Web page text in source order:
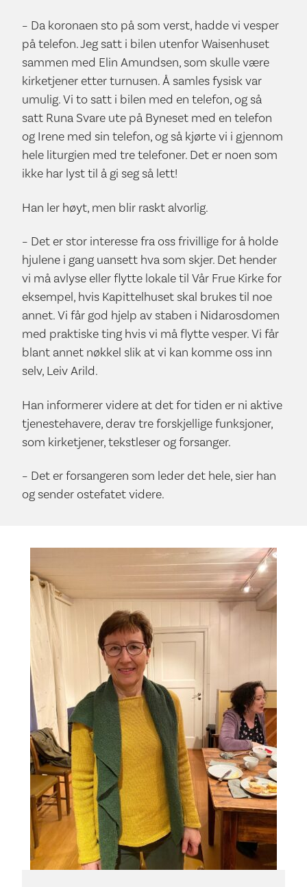
– Da koronaen sto på som verst, hadde vi vesper
på telefon. Jeg satt i bilen utenfor Waisenhuset
sammen med Elin Amundsen, som skulle være
kirketjener etter turnusen. Å samles fysisk var
umulig. Vi to satt i bilen med en telefon, og så
satt Runa Svare ute på Byneset med en telefon
og Irene med sin telefon, og så kjørte vi i gjennom
hele liturgien med tre telefoner. Det er noen som
ikke har lyst til å gi seg så lett!
Han ler høyt, men blir raskt alvorlig.
– Det er stor interesse fra oss frivillige for å holde
hjulene i gang uansett hva som skjer. Det hender
vi må avlyse eller flytte lokale til Vår Frue Kirke for
eksempel, hvis Kapittelhuset skal brukes til noe
annet. Vi får god hjelp av staben i Nidarosdomen
med praktiske ting hvis vi må flytte vesper. Vi får
blant annet nøkkel slik at vi kan komme oss inn
selv, Leiv Arild.
Han informerer videre at det for tiden er ni aktive
tjenestehavere, derav tre forskjellige funksjoner,
som kirketjener, tekstleser og forsanger.
– Det er forsangeren som leder det hele, sier han
og sender ostefatet videre.